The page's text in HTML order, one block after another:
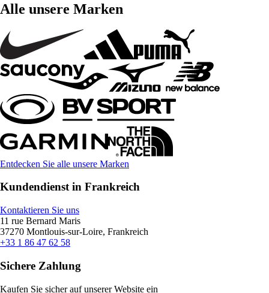
Alle unsere Marken
Entdecken Sie alle unsere Marken
Kundendienst in Frankreich
Kontaktieren Sie uns
11 rue Bernard Maris
37270 Montlouis-sur-Loire, Frankreich
+33 1 86 47 62 58
Sichere Zahlung
Kaufen Sie sicher auf unserer Website ein